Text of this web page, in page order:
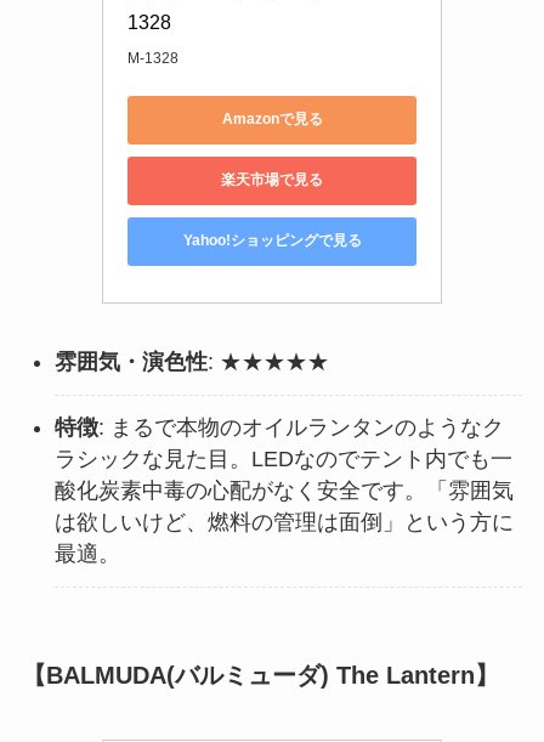
1328
M-1328
Amazonで見る
楽天市場で見る
Yahoo!ショッピングで見る
雰囲気・演色性: ★★★★★
特徴: まるで本物のオイルランタンのようなク
ラシックな見た目。LEDなのでテント内でも一
酸化炭素中毒の心配がなく安全です。「雰囲気
は欲しいけど、燃料の管理は面倒」という方に
最適。
【BALMUDA(バルミューダ) The Lantern】